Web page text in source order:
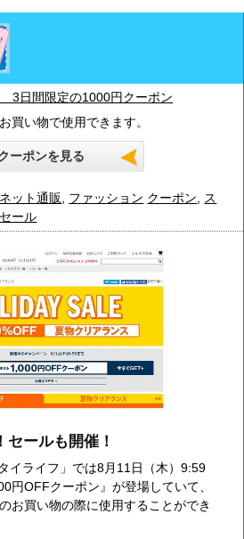
3日間限定の1000円クーポン
買い物で使用できます。
ーポンを見る
ネット通販 ファッション クーポン
ス
セール
ールも開催！
イライフ」では8月11日（木）9:59
円OFFクーポン』が登場していて、
お買い物の際に使用することができ